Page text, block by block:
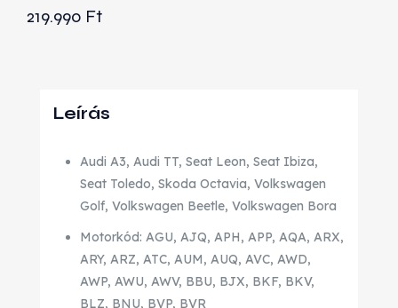
219.990 Ft
Leírás
Audi A3, Audi TT, Seat Leon, Seat Ibiza,
Seat Toledo, Skoda Octavia, Volkswagen
Golf, Volkswagen Beetle, Volkswagen Bora
Motorkód: AGU, AJQ, APH, APP, AQA, ARX,
ARY, ARZ, ATC, AUM, AUQ, AVC, AWD,
AWP, AWU, AWV, BBU, BJX, BKF, BKV,
BLZ, BNU, BVP, BVR